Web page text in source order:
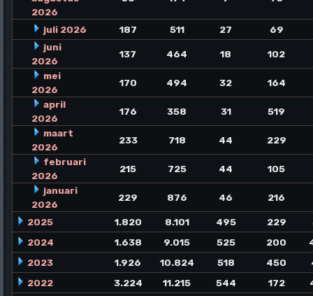
2026
juli 2026 187 511 27
69
juni
2026
137 464 18
102
mei
2026
170 494 32
164
april
2026
176 358 31
519
maart
2026
233 718 44
229
februari
2026
215 725 44
105
januari
2026
229 876 46 216
2025 1.820 8.101 495 229
2024
1.638 9.015 525 200
2023
1.926 10.824 518 450
2022
3.224 11.215 544 172